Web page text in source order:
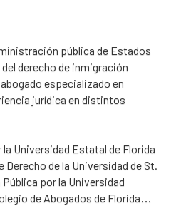
pública de Estados
derecho de inmigración
especializado en
jurídica en distintos
Universidad Estatal de Florida
de la Universidad de St.
por la Universidad
de Abogados de Florida